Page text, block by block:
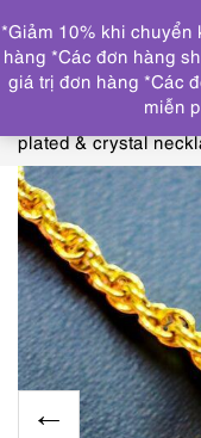
Trang chủ
NINARICCI
plated & crystal
*Giảm 10% khi chuyển
hàng *Các đơn hàng
giá trị đơn hàng *Các
miễn